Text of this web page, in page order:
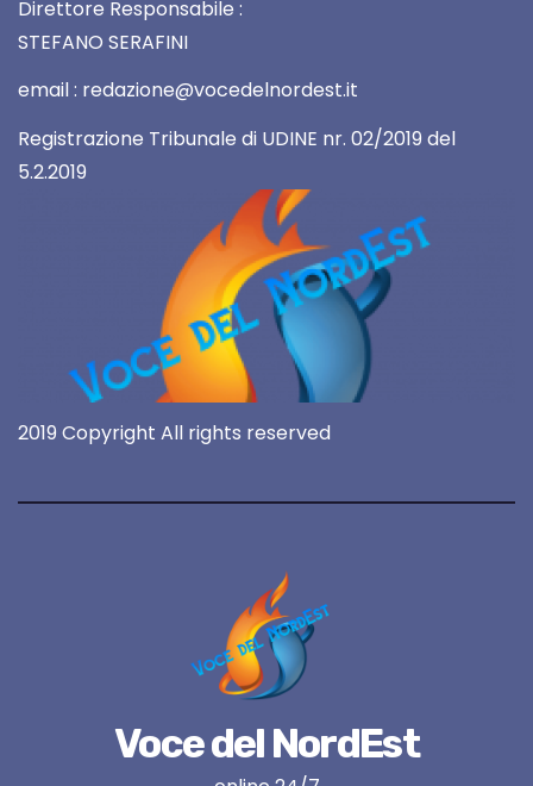
Direttore Responsabile :
STEFANO SERAFINI
email : redazione@vocedelnordest.it
Registrazione Tribunale di UDINE nr. 02/2019 del
5.2.2019
2019 Copyright All rights reserved
Voce del NordEst